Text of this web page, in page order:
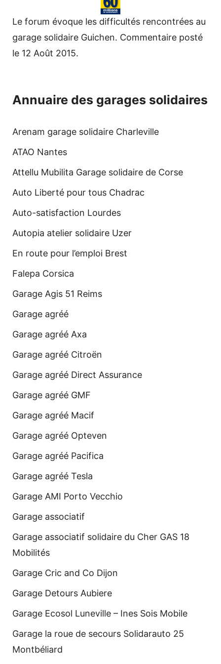
Le forum évoque les difficultés rencontrées au
garage solidaire Guichen. Commentaire posté
le 12 Août 2015.
Annuaire des garages solidaires
Arenam garage solidaire Charleville
ATAO Nantes
Attellu Mubilita Garage solidaire de Corse
Auto Liberté pour tous Chadrac
Auto-satisfaction Lourdes
Autopia atelier solidaire Uzer
En route pour l’emploi Brest
Falepa Corsica
Garage Agis 51 Reims
Garage agréé
Garage agréé Axa
Garage agréé Citroën
Garage agréé Direct Assurance
Garage agréé GMF
Garage agréé Macif
Garage agréé Opteven
Garage agréé Pacifica
Garage agréé Tesla
Garage AMI Porto Vecchio
Garage associatif
Garage associatif solidaire du Cher GAS 18
Mobilités
Garage Cric and Co Dijon
Garage Detours Aubiere
Garage Ecosol Luneville – Ines Sois Mobile
Garage la roue de secours Solidarauto 25
Montbéliard